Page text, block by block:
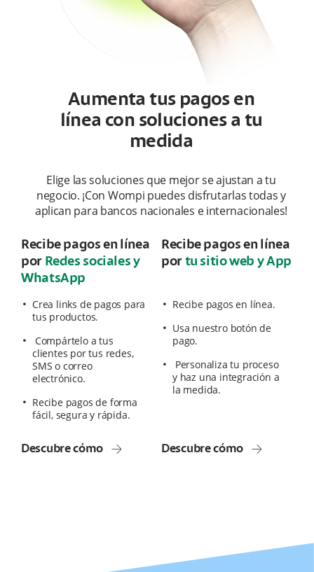
Aumenta tus pagos en
línea con soluciones a tu
medida
Elige las soluciones que mejor se ajustan a tu
negocio. ¡Con Wompi puedes disfrutarlas todas y
aplican para bancos nacionales e internacionales!
Recibe pagos en línea
por Redes sociales y
WhatsApp
Crea links de pagos para
tus productos.
Compártelo a tus
clientes por tus redes,
SMS o correo
electrónico.
Recibe pagos de forma
fácil, segura y rápida.
Descubre cómo
Recibe pagos en línea
por tu sitio web y App
Recibe pagos en línea.
Usa nuestro botón de
pago.
Personaliza tu proceso
y haz una integración a
la medida.
Descubre cómo